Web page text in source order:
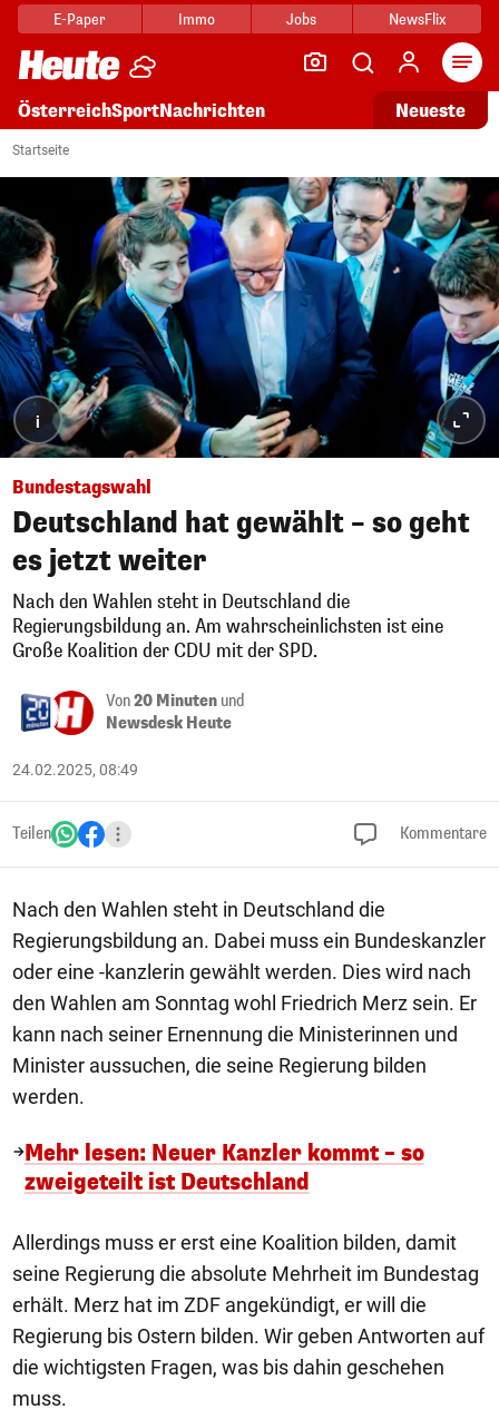
E-Paper Immo Jobs NewsFlix
ÖsterreichSportNachrichten Neueste
Startseite
i
Bundestagswahl
Deutschland hat gewählt – so geht
es jetzt weiter
Nach den Wahlen steht in Deutschland die
Regierungsbildung an. Am wahrscheinlichsten ist eine
Große Koalition der CDU mit der SPD.
Von20 Minuten und
Newsdesk Heute
24.02.2025, 08:49
Teilen Kommentare
Nach den Wahlen steht in Deutschland die
Regierungsbildung an. Dabei muss ein Bundeskanzler
oder eine -kanzlerin gewählt werden. Dies wird nach
den Wahlen am Sonntag wohl Friedrich Merz sein. Er
kann nach seiner Ernennung die Ministerinnen und
Minister aussuchen, die seine Regierung bilden
werden.
Mehr lesen: Neuer Kanzler kommt – so
zweigeteilt ist Deutschland
Allerdings muss er erst eine Koalition bilden, damit
seine Regierung die absolute Mehrheit im Bundestag
erhält. Merz hat im ZDF angekündigt, er will die
Regierung bis Ostern bilden. Wir geben Antworten auf
die wichtigsten Fragen, was bis dahin geschehen
muss.